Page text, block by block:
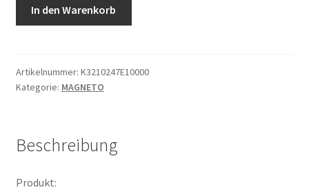
In den Warenkorb
Artikelnummer: K3210247E10000
Kategorie: MAGNETO
Beschreibung
Produkt: